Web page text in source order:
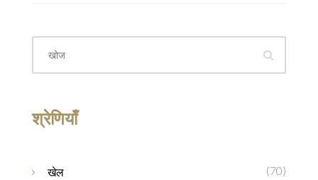
श्रेणियाँ
खेल (70)